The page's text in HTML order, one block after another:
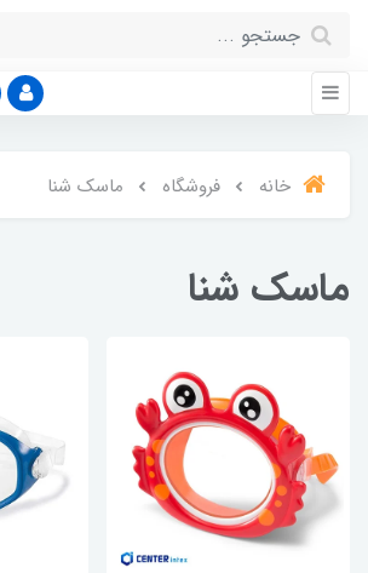
خانه فروشگاه ماسک شنا
ماسک شنا